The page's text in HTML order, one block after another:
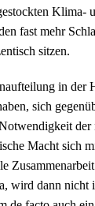
Klima-
fast mehr
sitzen.
in der
sich
Macht sich
wird dann nicht